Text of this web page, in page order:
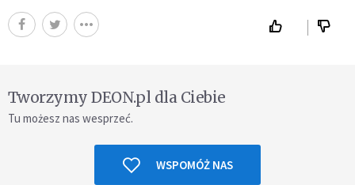
Tworzymy DEON.pl dla Ciebie
Tu możesz nas wesprzeć.
WSPOMÓŻ NAS